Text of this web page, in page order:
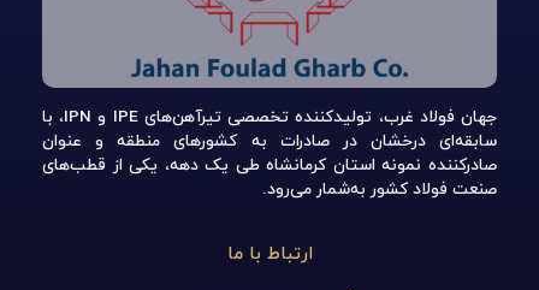
جهان فولاد غرب، تولیدکننده تخصصی تیرآهن‌های IPE و IPN، با
سابقه‌ای درخشان در صادرات به کشورهای منطقه و عنوان
صادرکننده نمونه استان کرمانشاه طی یک دهه، یکی از قطب‌های
صنعت فولاد کشور به‌شمار می‌رود.
ارتباط با ما